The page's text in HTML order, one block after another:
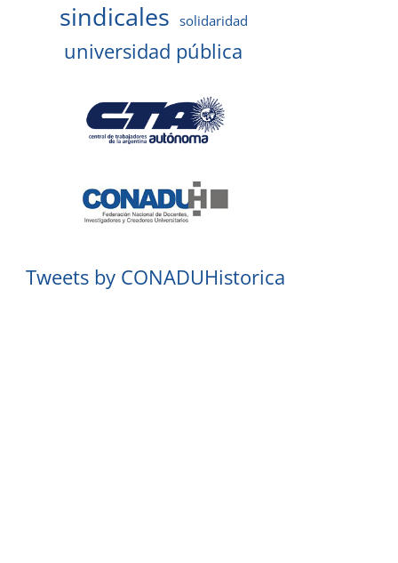
sindicales solidaridad
universidad pública
Tweets by CONADUHistorica